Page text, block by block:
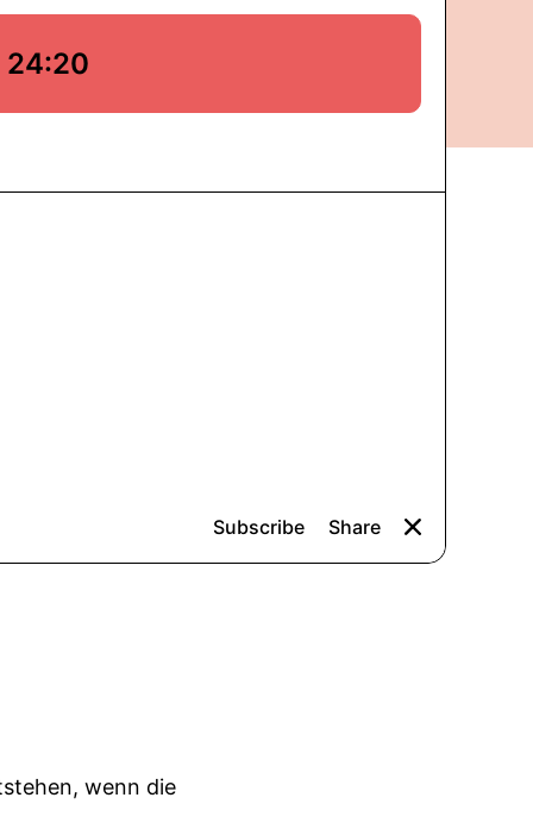
wenn die